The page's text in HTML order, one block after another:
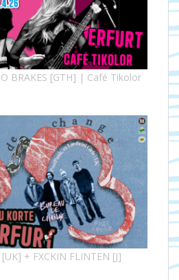
BRAKES [GTH] | Café Tikolor
+ FXCKIN FLINTEN [J]